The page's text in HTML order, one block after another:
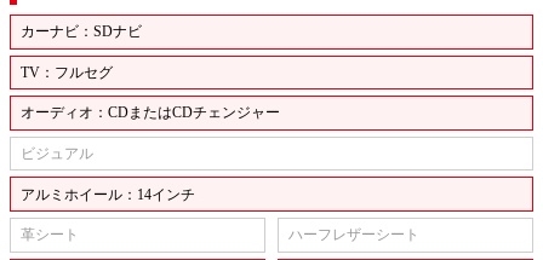
カーナビ：SDナビ
TV：フルセグ
オーディオ：CDまたはCDチェンジャー
ビジュアル
アルミホイール：14インチ
革シート ハーフレザーシート